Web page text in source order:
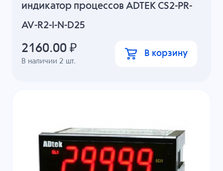
индикатор процессов ADTEK CS2-PR-
AV-R2-I-N-D25
В наличии 2 шт.
2160.00 ₽ В корзину